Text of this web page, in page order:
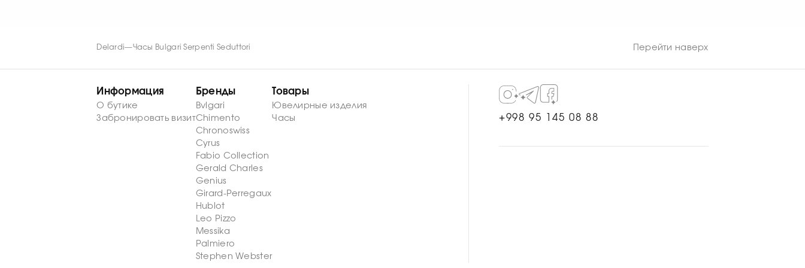
Delardi—Часы Bulgari Serpenti Seduttori Перейти наверх
Информация
О бутике
Забронировать визит
Бренды
Bvlgari
Chimento
Chronoswiss
Cyrus
Fabio Collection
Gerald Charles
Genius
Girard-Perregaux
Hublot
Leo Pizzo
Messika
Palmiero
Stephen Webster
Товары
Ювелирные изделия
Часы
+998 95 145 08 88